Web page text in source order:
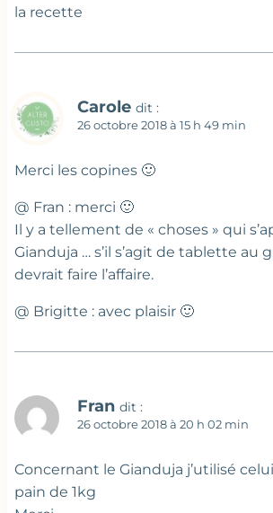
la recette
Carole dit :
26 octobre 2018 à 15 h 49 min
Merci les copines 🙂
@ Fran : merci 🙂
Il y a tellement de « choses » qui
Gianduja … s’il s’agit de tablette au
devrait faire l’affaire.
@ Brigitte : avec plaisir 🙂
Fran dit :
26 octobre 2018 à 20 h 02 min
Concernant le Gianduja j’utilisé
pain de 1kg